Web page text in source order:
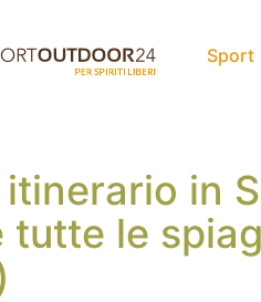
Sport
itinerario in
tutte le